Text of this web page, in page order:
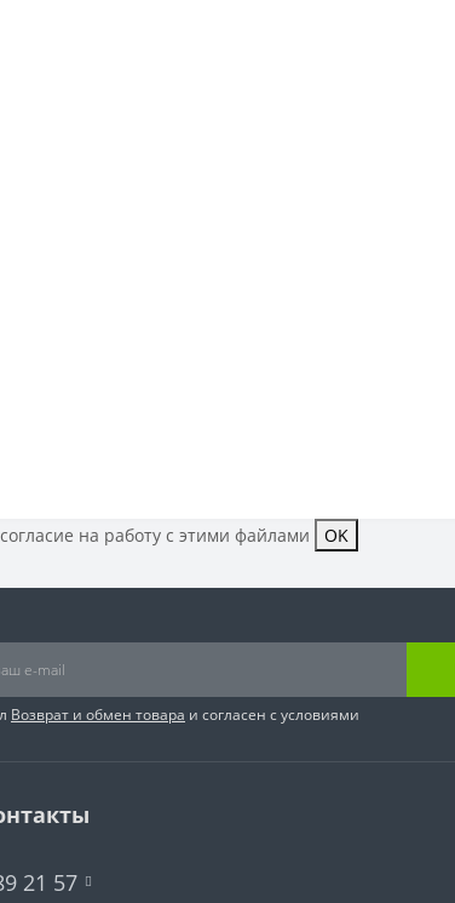
согласие на работу с этими файлами OK
Возврат и обмен товара и согласен с условиями
21 57